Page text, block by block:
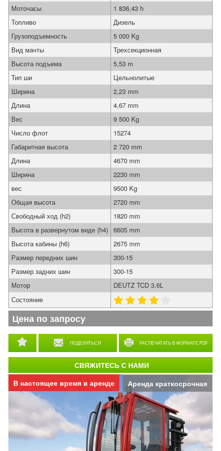
Аренда краткосрочная
В настоящее время в аренде
ПОДЕЛИТЬСЯ РАСПЕЧАТАТЬ В ФОРМАТЕ PDF
Моточасы
1 836,43 h
Топливо
Дизель
Грузоподъемность
5 000 Kg
Вид мачты
Трехсекционная
Высота подъема
5,53 m
Тип ши
Цельнолитые
Ширина
2,23 mm
Длина
4,67 mm
Вес
9 500 Kg
Число флот
15274
Габаритная высота
2 720 mm
Длина
4670 mm
Ширина
2230 mm
вес
9500 Kg
Общая высота
2720 mm
Свободный ход (h2)
1820 mm
Высота в развернутом виде (h4) 6605 mm
Высота кабины (h6)
2675 mm
Размер передних шин
300-15
Размер задних шин
300-15
Мотор
DEUTZ TCD 3.6L
Состояние
Цена по запросу
СВЯЖИТЕСЬ С НАМИ